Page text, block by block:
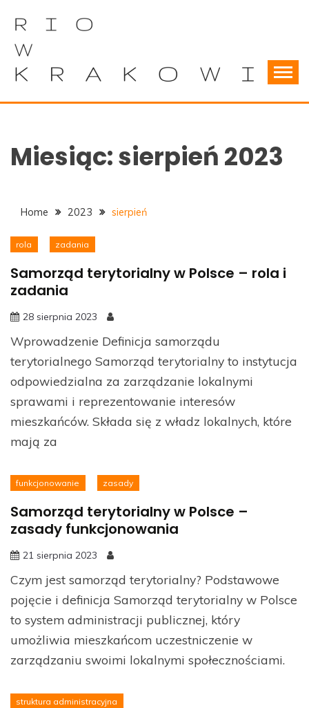
content
RIOWKRAKOWIE
Miesiąc:sierpień 2023
Home 2023 sierpień
rola zadania
Samorząd terytorialny w Polsce – rola i
zadania
28 sierpnia 2023
Wprowadzenie Definicja samorządu
terytorialnego Samorząd terytorialny to instytucja
odpowiedzialna za zarządzanie lokalnymi
sprawami i reprezentowanie interesów
mieszkańców. Składa się z władz lokalnych, które
mają za
funkcjonowanie zasady
Samorząd terytorialny w Polsce –
zasady funkcjonowania
21 sierpnia 2023
Czym jest samorząd terytorialny? Podstawowe
pojęcie i definicja Samorząd terytorialny w Polsce
to system administracji publicznej, który
umożliwia mieszkańcom uczestniczenie w
zarządzaniu swoimi lokalnymi społecznościami.
struktura administracyjna